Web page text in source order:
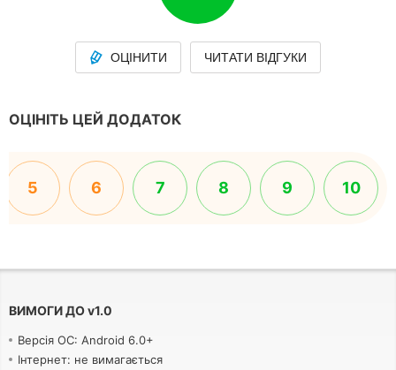
ОЦІНИТИ ЧИТАТИ ВІДГУКИ
ОЦІНІТЬ ЦЕЙ ДОДАТОК
5 6 7 8 9 10
ВИМОГИ ДОv1.0
Версія ОС: Android 6.0+
Інтернет: не вимагається